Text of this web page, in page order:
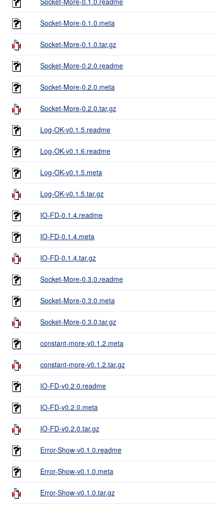
Socket-More-0.1.0.meta
Socket-More-0.1.0.tar.gz
Socket-More-0.2.0.readme
Socket-More-0.2.0.meta
Socket-More-0.2.0.tar.gz
Log-OK-v0.1.5.readme
Log-OK-v0.1.6.readme
Log-OK-v0.1.5.meta
Log-OK-v0.1.5.tar.gz
IO-FD-0.1.4.readme
IO-FD-0.1.4.meta
IO-FD-0.1.4.tar.gz
Socket-More-0.3.0.readme
Socket-More-0.3.0.meta
Socket-More-0.3.0.tar.gz
constant-more-v0.1.2.meta
constant-more-v0.1.2.tar.gz
IO-FD-v0.2.0.readme
IO-FD-v0.2.0.meta
IO-FD-v0.2.0.tar.gz
Error-Show-v0.1.0.readme
Error-Show-v0.1.0.meta
Error-Show-v0.1.0.tar.gz